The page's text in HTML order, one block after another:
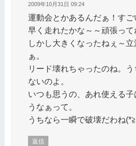
2009年10月31日 09:24
運動会とかあるんだぁ！すご
早く走れたかな～～頑張って
しかし大きくなったねぇ～
ぁ。
リード壊れちゃったのね。
ないのよ。
いつも思うの、あれ使える
うなぁって。
うちなら一瞬で破壊だわね
返信